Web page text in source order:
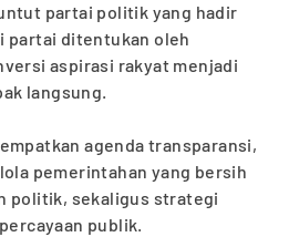
partai politik yang hadir
partai ditentukan oleh
aspirasi rakyat menjadi
langsung.
agenda transparansi,
pemerintahan yang bersih
politik, sekaligus strategi
publik.